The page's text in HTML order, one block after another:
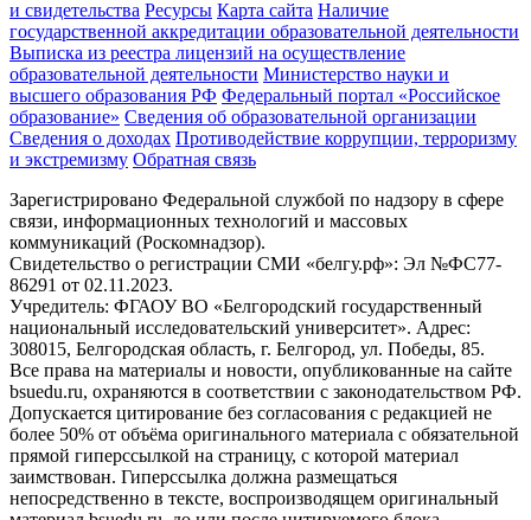
и свидетельства Ресурсы Карта сайта Наличие
государственной аккредитации образовательной деятельности
Выписка из реестра лицензий на осуществление
образовательной деятельности Министерствo науки и
высшего образования РФ Федеральный портал «Российское
образование» Сведения об образовательной организации
Сведения о доходах Противодействие коррупции, терроризму
и экстремизму Обратная связь
Зарегистрировано Федеральной службой по надзору в сфере
связи, информационных технологий и массовых
коммуникаций (Роскомнадзор).
Свидетельство о регистрации СМИ «белгу.рф»: Эл №ФС77-
86291 от 02.11.2023.
Учредитель: ФГАОУ ВО «Белгородский государственный
национальный исследовательский университет». Адрес:
308015, Белгородская область, г. Белгород, ул. Победы, 85.
Все права на материалы и новости, опубликованные на сайте
bsuedu.ru, охраняются в соответствии с законодательством РФ.
Допускается цитирование без согласования с редакцией не
более 50% от объёма оригинального материала с обязательной
прямой гиперссылкой на страницу, с которой материал
заимствован. Гиперссылка должна размещаться
непосредственно в тексте, воспроизводящем оригинальный